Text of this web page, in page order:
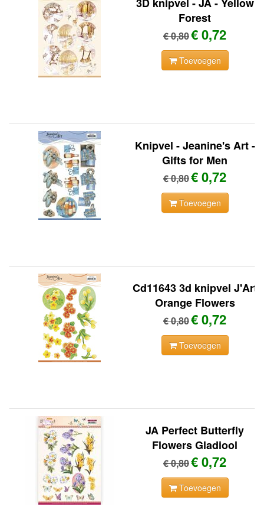
Forest
€ 0,80€ 0,72
Toevoegen
Knipvel - Jeanine's Art -
Gifts for Men
€ 0,80€ 0,72
Toevoegen
Cd11643 3d knipvel J'Art
Orange Flowers
€ 0,80€ 0,72
Toevoegen
JA Perfect Butterfly
Flowers Gladiool
€ 0,80€ 0,72
Toevoegen